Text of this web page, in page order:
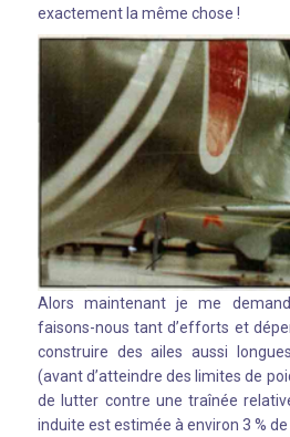
exactement la même chose !
Alors maintenant je me
faisons-nous tant d’efforts et
construire des ailes aussi
(avant d’atteindre des limites de
de lutter contre une traînée
induite est estimée à environ 3 %